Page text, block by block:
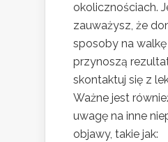
okolicznościach.
zauważysz, że
sposoby na
przynoszą
skontaktuj się z
Ważne jest
uwagę na inne
objawy, takie jak: